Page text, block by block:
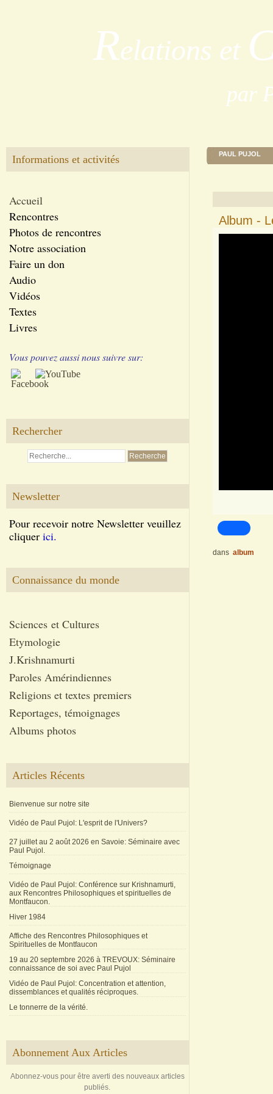
Relations et
par
Informations et activités
Accueil
Rencontres
Photos de rencontres
Notre association
Faire un don
Audio
Vidéos
Textes
Livres
Vous pouvez aussi nous suivre sur:
Rechercher
Newsletter
Pour recevoir notre Newsletter veuillez
cliquer ici.
Connaissance du monde
Sciences et Cultures
Etymologie
J.Krishnamurti
Paroles Amérindiennes
Religions et textes premiers
Reportages, témoignages
Albums photos
Articles Récents
Bienvenue sur notre site
Vidéo de Paul Pujol: L'esprit de l'Univers?
27 juillet au 2 août 2026 en Savoie: Séminaire avec
Paul Pujol.
Témoignage
Vidéo de Paul Pujol: Conférence sur Krishnamurti,
aux Rencontres Philosophiques et spirituelles de
Montfaucon.
Hiver 1984
Affiche des Rencontres Philosophiques et
Spirituelles de Montfaucon
19 au 20 septembre 2026 à TREVOUX: Séminaire
connaissance de soi avec Paul Pujol
Vidéo de Paul Pujol: Concentration et attention,
dissemblances et qualités réciproques.
Le tonnerre de la vérité.
Abonnement Aux Articles
Abonnez-vous pour être averti des nouveaux articles
publiés.
PAUL PUJOL
Album -
dans album